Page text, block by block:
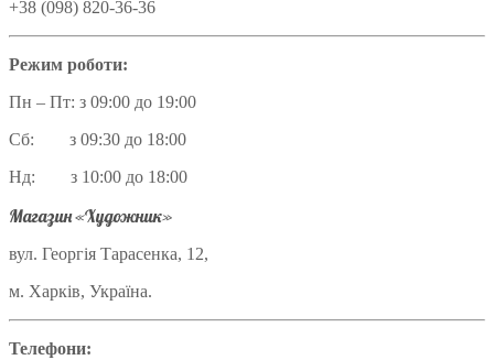
+38 (098) 820-36-36
Режим роботи:
Пн – Пт: з 09:00 до 19:00
Сб: з 09:30 до 18:00
Нд: з 10:00 до 18:00
Магазин «Художник»
вул. Георгія Тарасенка, 12,
м. Харків, Україна.
Телефони: